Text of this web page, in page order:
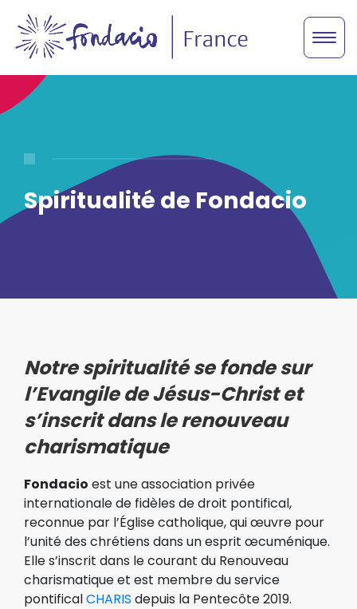
Spiritualité de Fondacio
Notre spiritualité se fonde sur
l’Evangile de Jésus-Christ et
s’inscrit dans le renouveau
charismatique
Fondacio est une association privée
internationale de fidèles de droit pontifical,
reconnue par l’Église catholique, qui œuvre pour
l’unité des chrétiens dans un esprit œcuménique.
Elle s’inscrit dans le courant du Renouveau
charismatique et est membre du service
pontificalCHARIS depuis la Pentecôte 2019.